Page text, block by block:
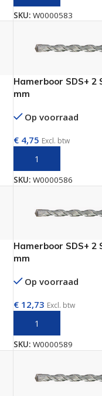
SKU: W0000583
Hamerboor SDS+ 2
mm
Op voorraad
€4,75 Excl. btw
TOEVOEGEN AAN
SKU: W0000586
Hamerboor SDS+ 2
mm
Op voorraad
€12,73 Excl. btw
TOEVOEGEN AAN
SKU: W0000589